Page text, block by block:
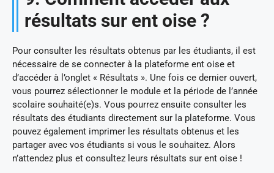
résultats sur ent oise ?
Pour consulter les résultats obtenus par les étudiants, il est
nécessaire de se connecter à la plateforme ent oise et
d’accéder à l’onglet « Résultats ». Une fois ce dernier ouvert,
vous pourrez sélectionner le module et la période de l’année
scolaire souhaité(e)s. Vous pourrez ensuite consulter les
résultats des étudiants directement sur la plateforme. Vous
pouvez également imprimer les résultats obtenus et les
partager avec vos étudiants si vous le souhaitez. Alors
n’attendez plus et consultez leurs résultats sur ent oise !